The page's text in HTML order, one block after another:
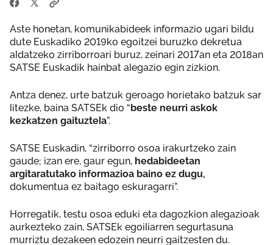
Aste honetan, komunikabideek informazio ugari bildu
dute Euskadiko 2019ko egoitzei buruzko dekretua
aldatzeko zirriborroari buruz, zeinari 2017an eta 2018an
SATSE Euskadik hainbat alegazio egin zizkion.
Antza denez, urte batzuk geroago horietako batzuk sar
litezke, baina SATSEk dio “beste neurri askok
kezkatzen gaituztela”.
SATSE Euskadin, “zirriborro osoa irakurtzeko zain
gaude; izan ere, gaur egun, hedabideetan
argitaratutako informazioa baino ez dugu,
dokumentua ez baitago eskuragarri”.
Horregatik, testu osoa eduki eta dagozkion alegazioak
aurkezteko zain, SATSEk egoiliarren segurtasuna
murriztu dezakeen edozein neurri gaitzesten du.